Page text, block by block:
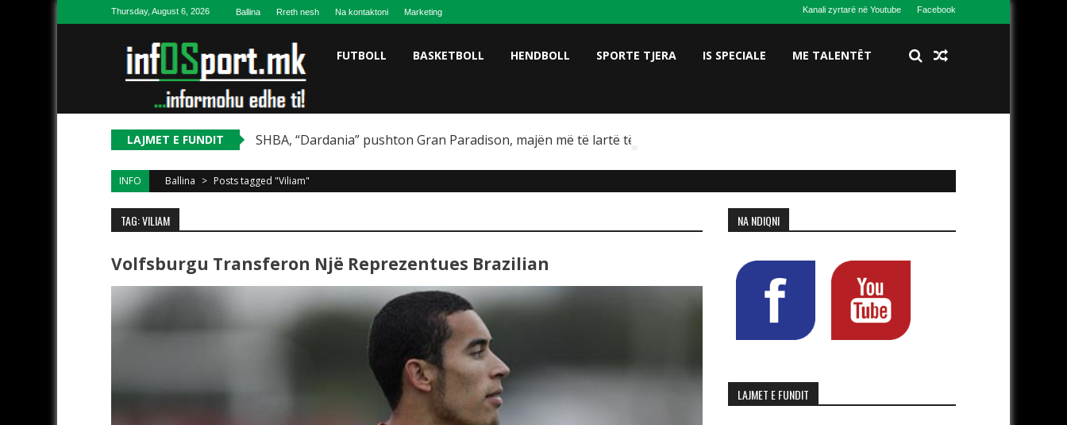
Skip to contentThursday, August 6, 2026 Ballina Rreth nesh Na kontaktoni Marketing Kanali zyrtarë në Youtube Facebook
FUTBOLL BASKETBOLL HENDBOLL SPORTE TJERA IS SPECIALE ME TALENTËT
LAJMET E FUNDIT SHBA, “Dardania” pushton Gran Paradison, majën më të lartë të Italisë
INFO Ballina > Posts tagged "Viliam"
TAG: VILIAM
Volfsburgu Transferon Një Reprezentues Brazilian
NA NDIQNI
LAJMET E FUNDIT